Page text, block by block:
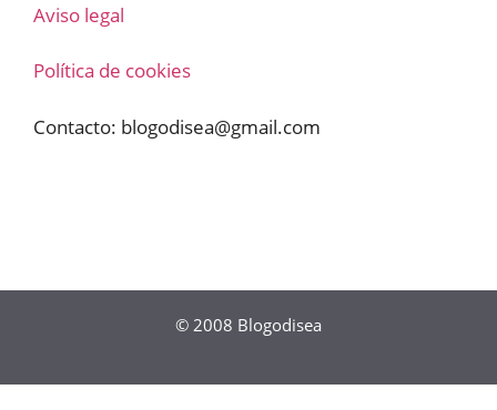
Aviso legal
Política de cookies
Contacto: blogodisea@gmail.com
© 2008 Blogodisea